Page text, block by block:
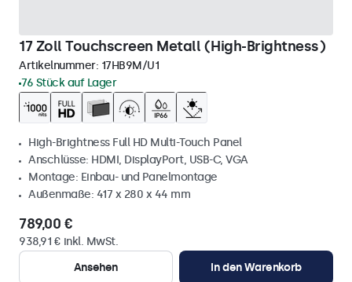
17 Zoll Touchscreen Metall (High-Brightness)
Artikelnummer: 17HB9M/U1
76 Stück auf Lager
High-Brightness Full HD Multi-Touch Panel
Anschlüsse: HDMI, DisplayPort, USB-C, VGA
Montage: Einbau- und Panelmontage
Außenmaße: 417 x 280 x 44 mm
789,00 €
938,91 € inkl. MwSt.
Ansehen
In den Warenkorb